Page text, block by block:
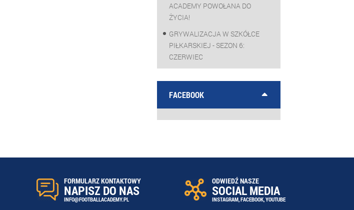
ACADEMY POWOŁANA DO
ŻYCIA!
GRYWALIZACJA W SZKÓŁCE
PIŁKARSKIEJ - SEZON 6:
CZERWIEC
FACEBOOK
FORMULARZ KONTAKTOWY
NAPISZ DO NAS
INFO@FOOTBALLACADEMY.PL
ODWIEDŹ NASZE
SOCIAL MEDIA
INSTAGRAM,FACEBOOK,YOUTUBE